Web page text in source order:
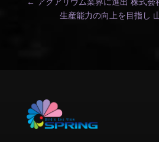
生産能力の向上を目指し